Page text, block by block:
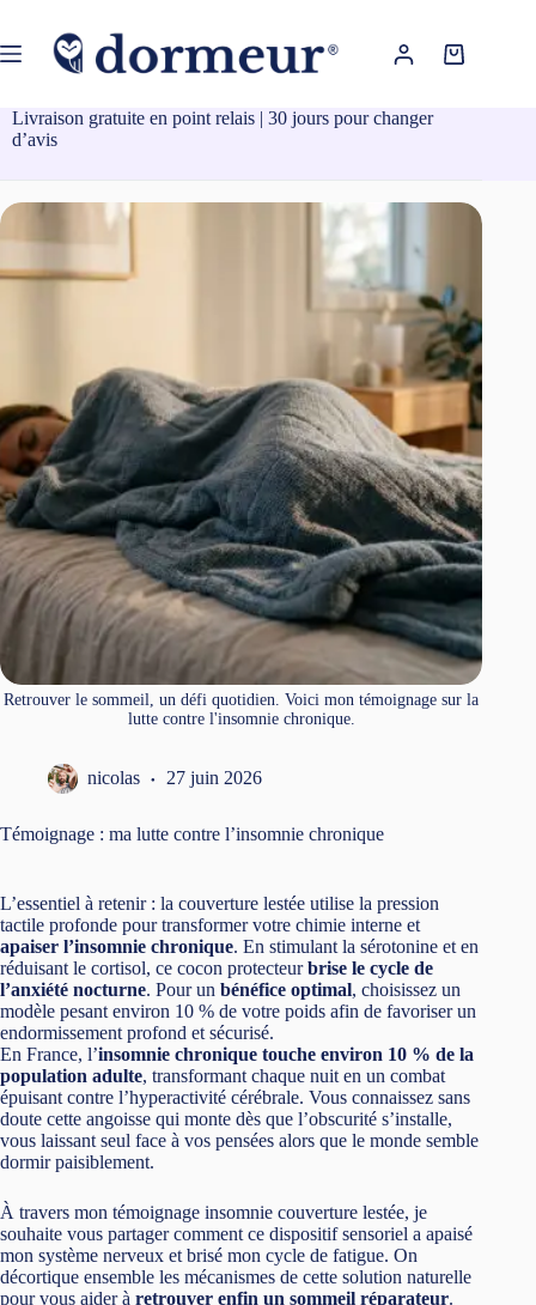
contenu
Panier
Livraison gratuite en point relais | 30 jours pour changer
d’avis
Retrouver le sommeil, un défi quotidien. Voici mon témoignage sur la
lutte contre l'insomnie chronique.
nicolas 27 juin 2026
Témoignage : ma lutte contre l’insomnie chronique
L’essentiel à retenir : la couverture lestée utilise la pression
tactile profonde pour transformer votre chimie interne et
apaiser l’insomnie chronique. En stimulant la sérotonine et en
réduisant le cortisol, ce cocon protecteurbrise le cycle de
l’anxiété nocturne. Pour un bénéfice optimal, choisissez un
modèle pesant environ 10 % de votre poids afin de favoriser un
endormissement profond et sécurisé.
En France, l’insomnie chronique touche environ 10 % de la
population adulte, transformant chaque nuit en un combat
épuisant contre l’hyperactivité cérébrale. Vous connaissez sans
doute cette angoisse qui monte dès que l’obscurité s’installe,
vous laissant seul face à vos pensées alors que le monde semble
dormir paisiblement.
À travers mon témoignage insomnie couverture lestée, je
souhaite vous partager comment ce dispositif sensoriel a apaisé
mon système nerveux et brisé mon cycle de fatigue. On
décortique ensemble les mécanismes de cette solution naturelle
pour vous aider à retrouver enfin un sommeil réparateur.